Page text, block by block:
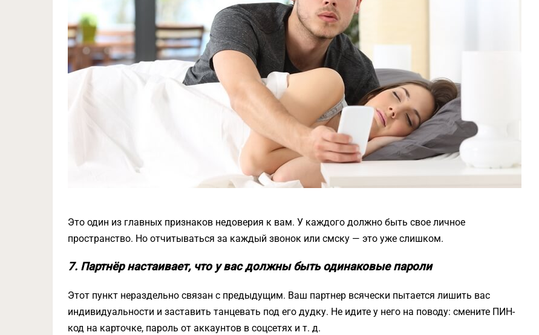
Это один из главных признаков недоверия к вам. У каждого должно быть свое личное
пространство. Но отчитываться за каждый звонок или смску — это уже слишком.
7. Партнёр настаивает, что у вас должны быть одинаковые пароли
Этот пункт нераздельно связан с предыдущим. Ваш партнер всячески пытается лишить вас
индивидуальности и заставить танцевать под его дудку. Не идите у него на поводу: смените ПИН-
код на карточке, пароль от аккаунтов в соцсетях и т. д.